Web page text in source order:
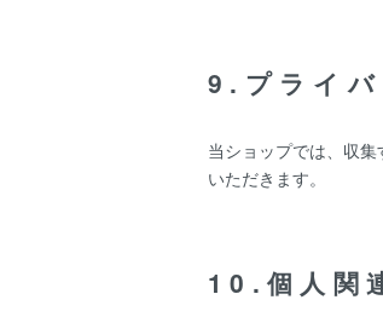
9.プライバ
当ショップでは、収
いただきます。
10.個人関